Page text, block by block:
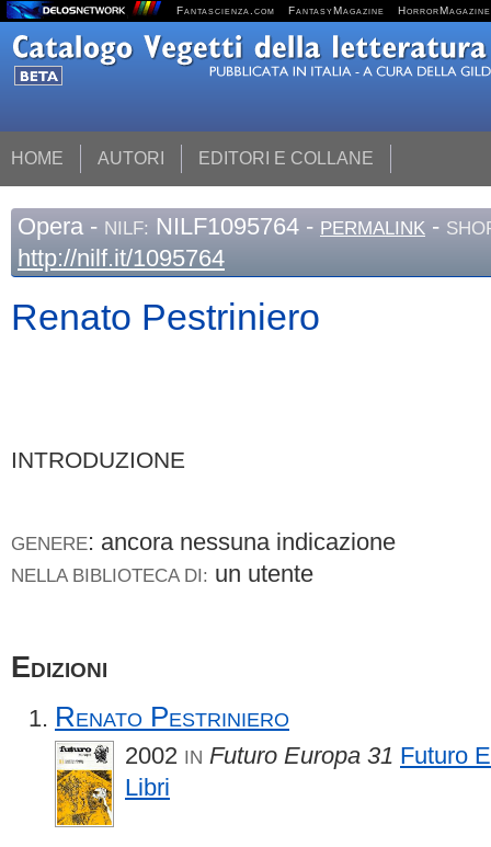
Fantascienza.com FantasyMagazine HorrorMagazine
HOME AUTORI EDITORI E COLLANE
Opera - NILF: NILF1095764 - PERMALINK -
http://nilf.it/1095764
Renato Pestriniero
INTRODUZIONE
GENERE: ancora nessuna indicazione
NELLA BIBLIOTECA DI: un utente
Edizioni
Renato Pestriniero
2002 IN Futuro Europa 31 Futuro
Libri